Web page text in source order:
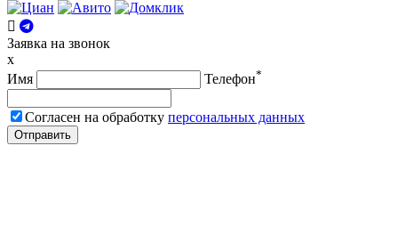
Заявка на звонок
x
Имя
Телефон*
Согласен на обработку персональных данных